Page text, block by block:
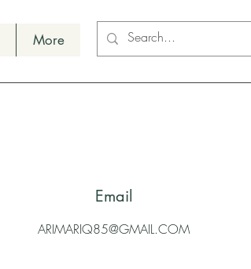
More
Email
ARIMARIQ85@GMAIL.COM